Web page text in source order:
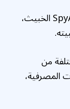
في الواقع، هذا التطبيق هو برنامج SpyAgent الخبيث،
من
المصرفية،